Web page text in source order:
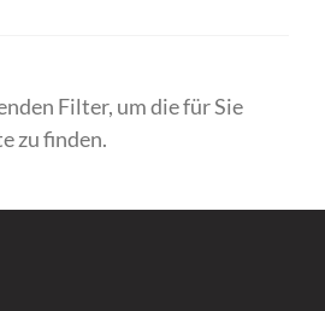
Filter, um die für Sie
zu finden.